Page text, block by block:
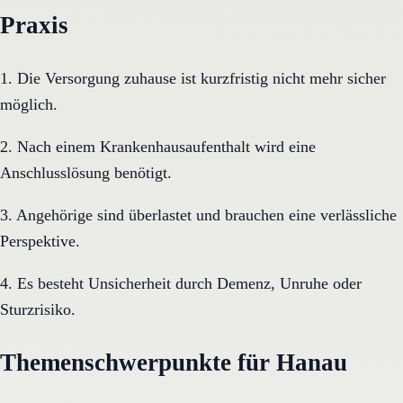
Praxis
1. Die Versorgung zuhause ist kurzfristig nicht mehr sicher
möglich.
2. Nach einem Krankenhausaufenthalt wird eine
Anschlusslösung benötigt.
3. Angehörige sind überlastet und brauchen eine verlässliche
Perspektive.
4. Es besteht Unsicherheit durch Demenz, Unruhe oder
Sturzrisiko.
Themenschwerpunkte für Hanau